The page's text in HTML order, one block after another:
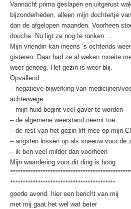
Vannacht prima geslapen en uitgerust
bijzonderheden, alleen mijn dochtertje
dan de afgelopen maanden. Voorheen
douche. Nu ligt ze nog te ronken….
Mijn vriendin kan ineens ’s ochtends
gisteren. Daar had ze al weken moeite
weer genoeg. Het gezin is weer blij.
Opvallend:
– negatieve bijwerking van medicijnen/
achterwege
– mijn huid begint veel gaver te worden
– de algemene weerstand neemt toe
– de rest van het gezin lift mee op mijn
– angsten lossen op als sneeuw voor de
– ik ben veel milder dan voorheen
Mijn waardering voor dit ding is hoog.
******************************************
goede avond. hier een bericht van mij
met mij gaat het wel wat beter